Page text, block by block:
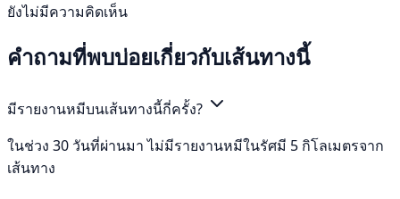
ยังไม่มีความคิดเห็น
คำถามที่พบบ่อยเกี่ยวกับเส้นทางนี้
มีรายงานหมีบนเส้นทางนี้กี่ครั้ง?
ในช่วง 30 วันที่ผ่านมา ไม่มีรายงานหมีในรัศมี 5 กิโลเมตรจาก
เส้นทาง